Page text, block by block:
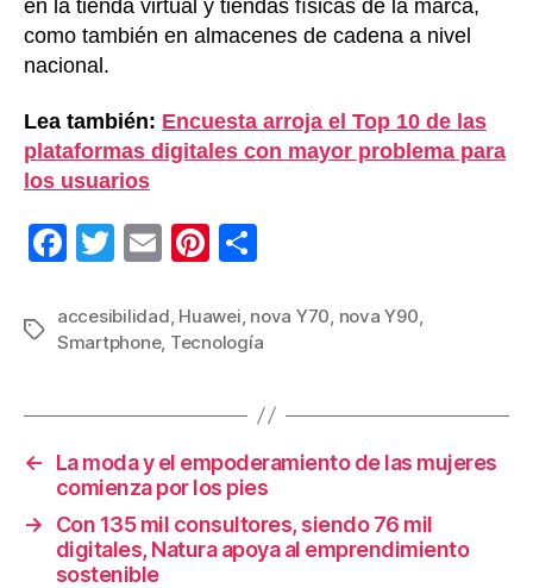
en la tienda virtual y tiendas físicas de la marca,
como también en almacenes de cadena a nivel
nacional.
Lea también: Encuesta arroja el Top 10 de las
plataformas digitales con mayor problema para
los usuarios
F
c
e
o
k
T
tt
er
E
ail
Pi
er
e
m
p
ar
tir
Etiquetas
accesibilidad, Huawei, nova Y70, nova Y90,
Smartphone, Tecnología
←
La moda y el empoderamiento de las mujeres
comienza por los pies
→
Con 135 mil consultores, siendo 76 mil
digitales, Natura apoya al emprendimiento
sostenible